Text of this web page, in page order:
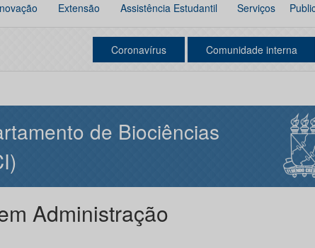
Extensão Assistência Estudantil Serviços
Coronavírus Comunidade interna
de Biociências
Administração